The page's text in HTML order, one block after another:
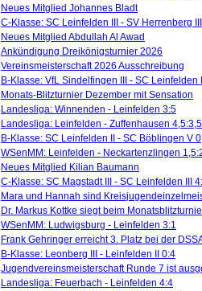
Neues Mitglied Johannes Bladt
C-Klasse: SC Leinfelden III - SV Herrenberg
Neues Mitglied Abdullah Al Awad
Ankündigung Dreikönigsturnier 2026
Vereinsmeisterschaft 2026 Ausschreibung
B-Klasse: VfL Sindelfingen III - SC Leinfelden
Monats-Blitzturnier Dezember mit Sensation
Landesliga: Winnenden - Leinfelden 3:5
Landesliga: Leinfelden - Zuffenhausen 4,5:3,5
B-Klasse: SC Leinfelden II - SC Böblingen V
WSenMM: Leinfelden - Neckartenzlingen
Neues Mitglied Kilian Baumann
C-Klasse: SC Magstadt III - SC Leinfelden III
Mara und Hannah sind
Dr. Markus Kottke siegt beim
WSenMM: Ludwigsburg - Leinfelden 3:1
Frank Gehringer erreicht 3. Platz bei der
B-Klasse: Leonberg III - Leinfelden II 0:4
Jugendvereinsmeisterschaft Runde 7 ist
Landesliga: Feuerbach - Leinfelden 4:4